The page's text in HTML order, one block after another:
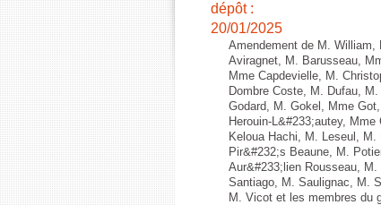
dépôt :
20/01/2025
Amendement de M.
Aviragnet, M. Barusseau,
Mme Capdevielle, M.
Dombre Coste, M. Dufau,
Godard, M. Gokel, Mme
Herouin-L&#233;autey,
Keloua Hachi, M. Leseul,
Pir&#232;s Beaune, M.
Aur&#233;lien Rousseau,
Santiago, M. Saulignac, M.
M. Vicot et les membres du